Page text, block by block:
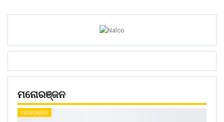
ମନୋରଞ୍ଜନ
ମନୋରଞ୍ଜନ